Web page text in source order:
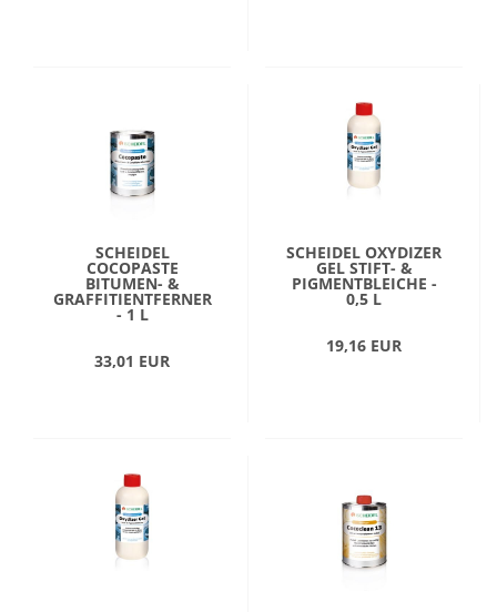
SCHEIDEL
COCOPASTE
BITUMEN- &
GRAFFITIENTFERNER
- 1 L
33,01 EUR
SCHEIDEL OXYDIZER
GEL STIFT- &
PIGMENTBLEICHE -
0,5 L
19,16 EUR